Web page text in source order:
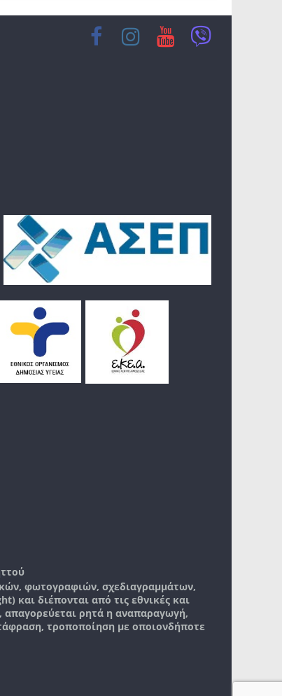
φωτογραφιών, σχεδιαγραμμάτων,
και διέπονται από τις εθνικές και
απαγορεύεται ρητά η αναπαραγωγή,
τροποποίηση με οποιονδήποτε